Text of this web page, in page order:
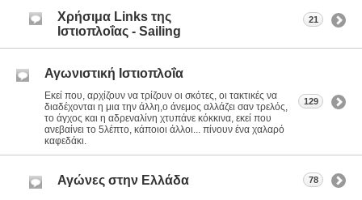
Χρήσιμα Links της
Ιστιοπλοΐας - Sailing
21
Αγωνιστική Ιστιοπλοΐα
Εκεί που, αρχίζουν να τρίζουν οι σκότες, οι τακτικές να
διαδέχονται η μια την άλλη,ο άνεμος αλλάζει σαν τρελός,
το άγχος και η αδρεναλίνη χτυπάνε κόκκινα, εκεί που
ανεβαίνει το 5λέπτο, κάποιοι άλλοι... πίνουν ένα χαλαρό
καφεδάκι.
129
Αγώνες στην Ελλάδα 78